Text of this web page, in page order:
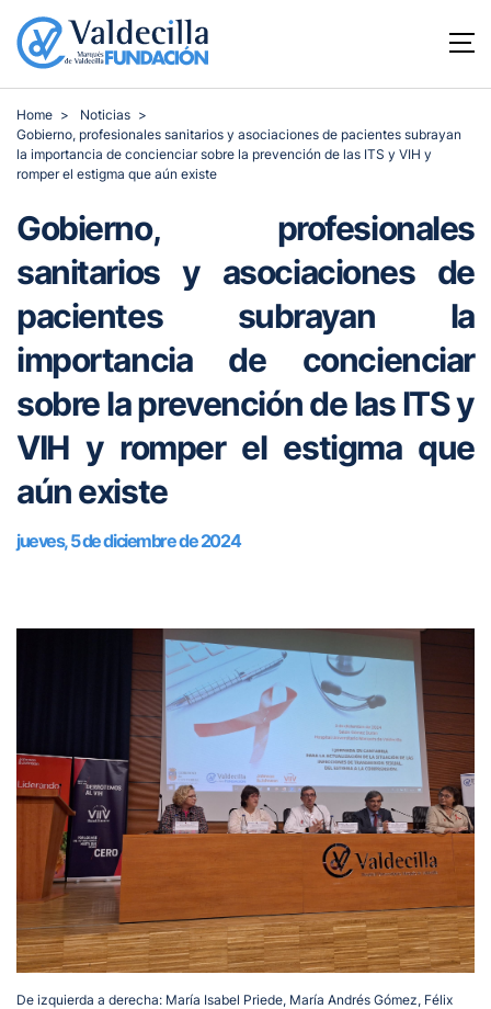
Home
Noticias
Gobierno, profesionales sanitarios y asociaciones de pacientes subrayan
la importancia de concienciar sobre la prevención de las ITS y VIH y
romper el estigma que aún existe
Gobierno, profesionales
sanitarios y asociaciones de
pacientes subrayan la
importancia de concienciar
sobre la prevención de las ITS y
VIH y romper el estigma que
aún existe
jueves, 5 de diciembre de 2024
De izquierda a derecha: María Isabel Priede, María Andrés Gómez, Félix